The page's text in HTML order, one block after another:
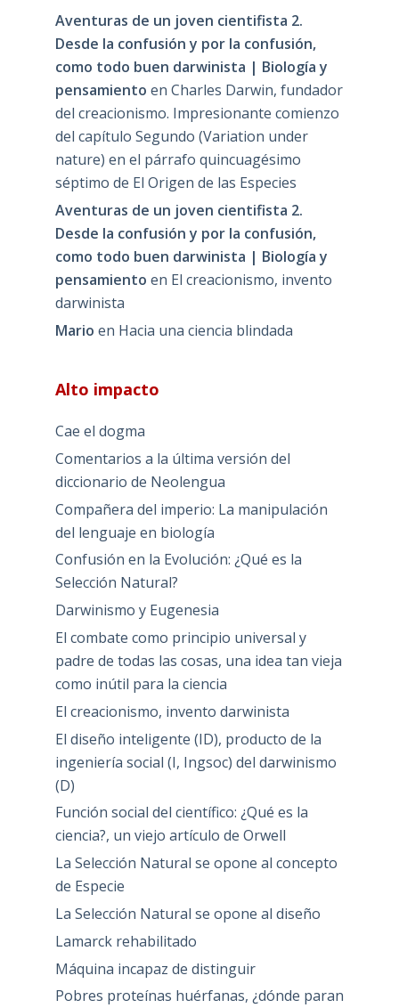
Aventuras de un joven cientifista 2.
Desde la confusión y por la confusión,
como todo buen darwinista | Biología y
pensamiento en Charles Darwin, fundador
del creacionismo. Impresionante comienzo
del capítulo Segundo (Variation under
nature) en el párrafo quincuagésimo
séptimo de El Origen de las Especies
Aventuras de un joven cientifista 2.
Desde la confusión y por la confusión,
como todo buen darwinista | Biología y
pensamiento en El creacionismo, invento
darwinista
Mario en Hacia una ciencia blindada
Alto impacto
Cae el dogma
Comentarios a la última versión del
diccionario de Neolengua
Compañera del imperio: La manipulación
del lenguaje en biología
Confusión en la Evolución: ¿Qué es la
Selección Natural?
Darwinismo y Eugenesia
El combate como principio universal y
padre de todas las cosas, una idea tan vieja
como inútil para la ciencia
El creacionismo, invento darwinista
El diseño inteligente (ID), producto de la
ingeniería social (I, Ingsoc) del darwinismo
(D)
Función social del científico: ¿Qué es la
ciencia?, un viejo artículo de Orwell
La Selección Natural se opone al concepto
de Especie
La Selección Natural se opone al diseño
Lamarck rehabilitado
Máquina incapaz de distinguir
Pobres proteínas huérfanas, ¿dónde paran